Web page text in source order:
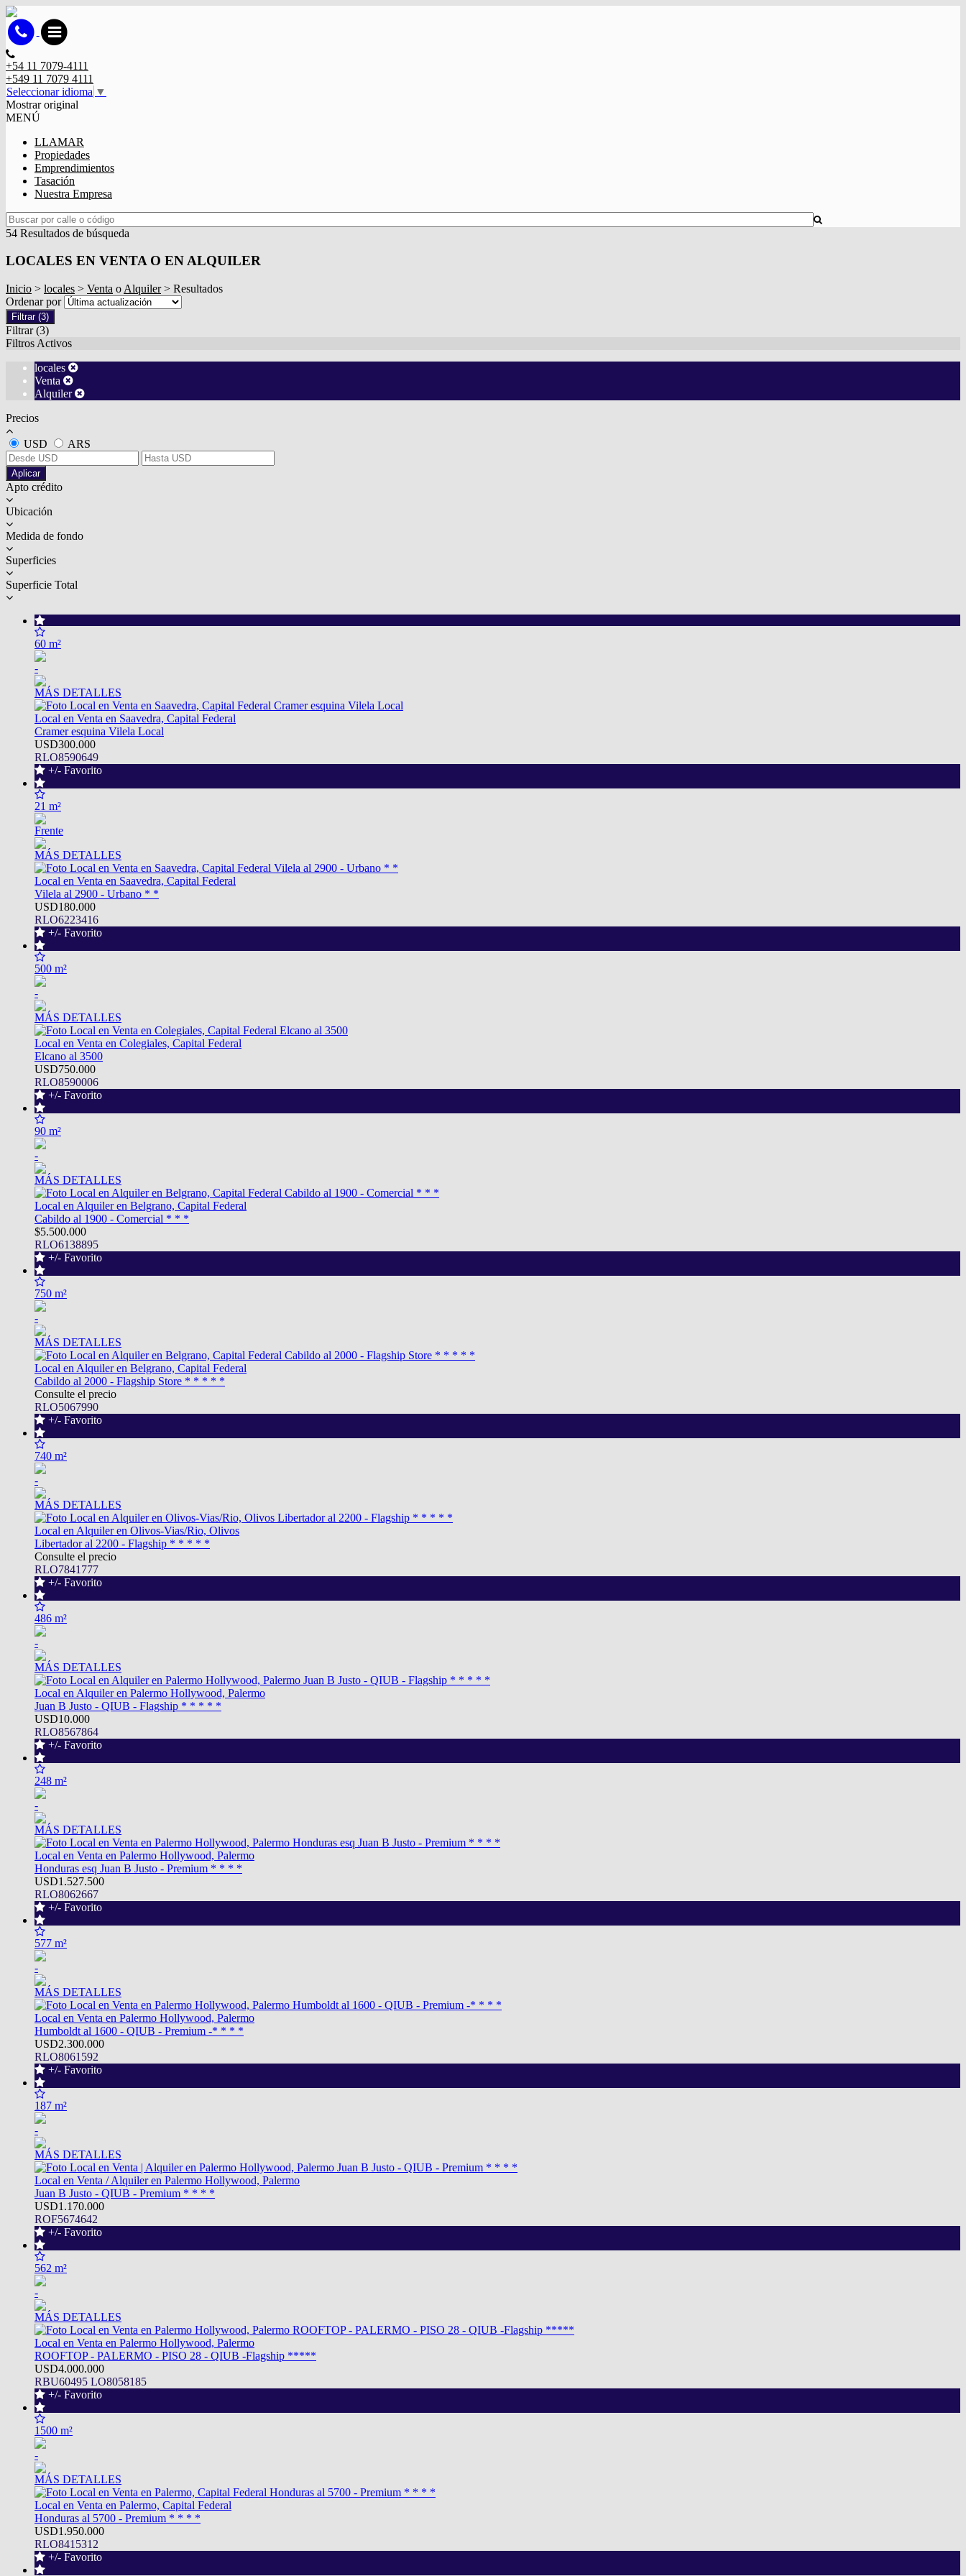
+54 11 7079-4111
+549 11 7079 4111
Seleccionar idioma ▼
Mostrar original
MENÚ
LLAMAR
Propiedades
Emprendimientos
Tasación
Nuestra Empresa
54 Resultados de búsqueda
LOCALES EN VENTA O EN ALQUILER
Inicio > locales > Venta o Alquiler> Resultados
Ordenar por
Filtrar (3)
Filtrar (3)
Filtros Activos
locales
Venta
Alquiler
Precios
USD ARS
Aplicar
Apto crédito
Ubicación
Medida de fondo
Superficies
Superficie Total
60 m²
-
MÁS DETALLES
Local en Venta en Saavedra, Capital Federal
Cramer esquina Vilela Local
USD300.000
RLO8590649
+/- Favorito
21 m²
Frente
MÁS DETALLES
Local en Venta en Saavedra, Capital Federal
Vilela al 2900 - Urbano * *
USD180.000
RLO6223416
+/- Favorito
500 m²
-
MÁS DETALLES
Local en Venta en Colegiales, Capital Federal
Elcano al 3500
USD750.000
RLO8590006
+/- Favorito
90 m²
-
MÁS DETALLES
Local en Alquiler en Belgrano, Capital Federal
Cabildo al 1900 - Comercial * * *
$5.500.000
RLO6138895
+/- Favorito
750 m²
-
MÁS DETALLES
Local en Alquiler en Belgrano, Capital Federal
Cabildo al 2000 - Flagship Store * * * * *
Consulte el precio
RLO5067990
+/- Favorito
740 m²
-
MÁS DETALLES
Local en Alquiler en Olivos-Vias/Rio, Olivos
Libertador al 2200 - Flagship * * * * *
Consulte el precio
RLO7841777
+/- Favorito
486 m²
-
MÁS DETALLES
Local en Alquiler en Palermo Hollywood, Palermo
Juan B Justo - QIUB - Flagship * * * * *
USD10.000
RLO8567864
+/- Favorito
248 m²
-
MÁS DETALLES
Local en Venta en Palermo Hollywood, Palermo
Honduras esq Juan B Justo - Premium * * * *
USD1.527.500
RLO8062667
+/- Favorito
577 m²
-
MÁS DETALLES
Local en Venta en Palermo Hollywood, Palermo
Humboldt al 1600 - QIUB - Premium -* * * *
USD2.300.000
RLO8061592
+/- Favorito
187 m²
-
MÁS DETALLES
Local en Venta / Alquiler en Palermo Hollywood, Palermo
Juan B Justo - QIUB - Premium * * * *
USD1.170.000
ROF5674642
+/- Favorito
562 m²
-
MÁS DETALLES
Local en Venta en Palermo Hollywood, Palermo
ROOFTOP - PALERMO - PISO 28 - QIUB -Flagship *****
USD4.000.000
RBU60495 LO8058185
+/- Favorito
1500 m²
-
MÁS DETALLES
Local en Venta en Palermo, Capital Federal
Honduras al 5700 - Premium * * * *
USD1.950.000
RLO8415312
+/- Favorito